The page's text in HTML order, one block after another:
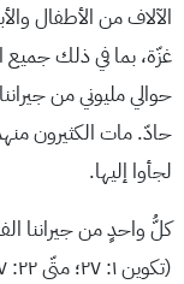
الآلاف من الأطفال
غزّة، بما في ذلك جميع
حوالي مليوني من
حادّ. مات الكثيرون
لجأوا إليها.
كلُّ واحدٍ من جيراننا